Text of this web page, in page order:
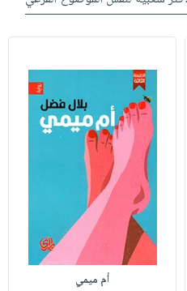
أم ميمي